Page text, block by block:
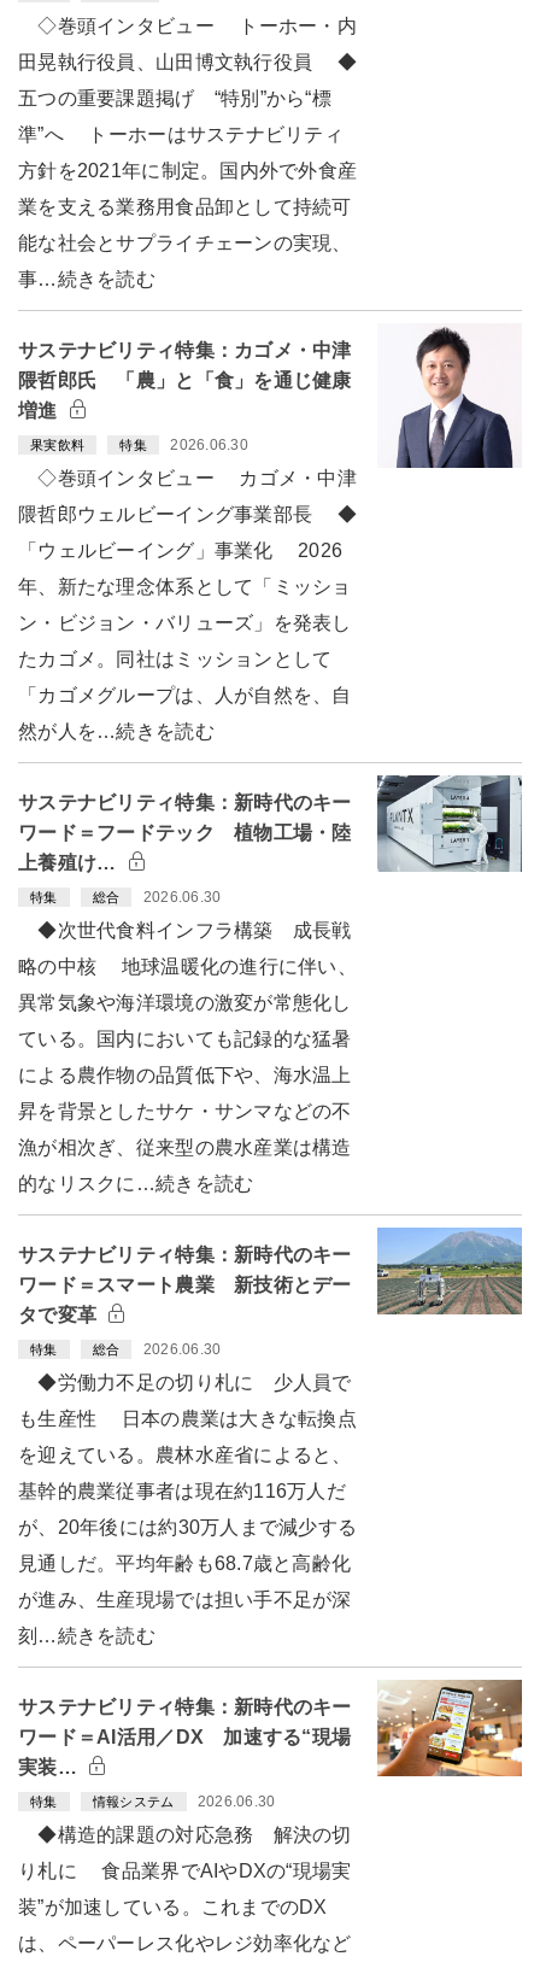
◇巻頭インタビュー トーホー・内
田晃執行役員、山田博文執行役員 ◆
五つの重要課題掲げ “特別”から“標
準”へ トーホーはサステナビリティ
方針を2021年に制定。国内外で外食産
業を支える業務用食品卸として持続可
能な社会とサプライチェーンの実現、
事…続きを読む
サステナビリティ特集：カゴメ・中津
隈哲郎氏 「農」と「食」を通じ健康
増進
果実飲料 特集 2026.06.30
◇巻頭インタビュー カゴメ・中津
隈哲郎ウェルビーイング事業部長 ◆
「ウェルビーイング」事業化 2026
年、新たな理念体系として「ミッショ
ン・ビジョン・バリューズ」を発表し
たカゴメ。同社はミッションとして
「カゴメグループは、人が自然を、自
然が人を…続きを読む
サステナビリティ特集：新時代のキー
ワード＝フードテック 植物工場・陸
上養殖け…
特集 総合 2026.06.30
◆次世代食料インフラ構築 成長戦
略の中核 地球温暖化の進行に伴い、
異常気象や海洋環境の激変が常態化し
ている。国内においても記録的な猛暑
による農作物の品質低下や、海水温上
昇を背景としたサケ・サンマなどの不
漁が相次ぎ、従来型の農水産業は構造
的なリスクに…続きを読む
サステナビリティ特集：新時代のキー
ワード＝スマート農業 新技術とデー
タで変革
特集 総合 2026.06.30
◆労働力不足の切り札に 少人員で
も生産性 日本の農業は大きな転換点
を迎えている。農林水産省によると、
基幹的農業従事者は現在約116万人だ
が、20年後には約30万人まで減少する
見通しだ。平均年齢も68.7歳と高齢化
が進み、生産現場では担い手不足が深
刻…続きを読む
サステナビリティ特集：新時代のキー
ワード＝AI活用／DX 加速する“現場
実装…
特集 情報システム 2026.06.30
◆構造的課題の対応急務 解決の切
り札に 食品業界でAIやDXの“現場実
装”が加速している。これまでのDX
は、ペーパーレス化やレジ効率化など